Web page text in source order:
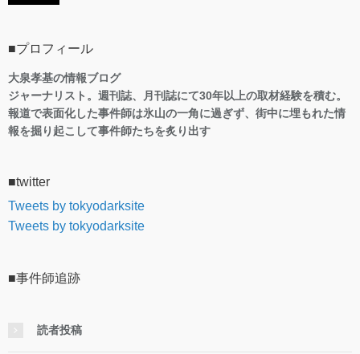
■プロフィール
大泉孝基の情報ブログ
ジャーナリスト。週刊誌、月刊誌にて30年以上の取材経験を積む。
報道で表面化した事件師は氷山の一角に過ぎず、街中に埋もれた情
報を掘り起こして事件師たちを炙り出す
■twitter
Tweets by tokyodarksite
Tweets by tokyodarksite
■事件師追跡
読者投稿